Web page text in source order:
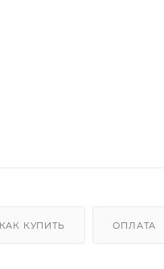
КАК КУПИТЬ ОПЛАТА